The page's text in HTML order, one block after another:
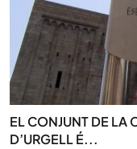
EL CONJUNT DE LA
D’URGELL É...